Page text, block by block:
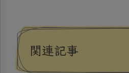
関連記事